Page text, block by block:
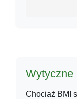
Wytyczne
Chociaż BMI